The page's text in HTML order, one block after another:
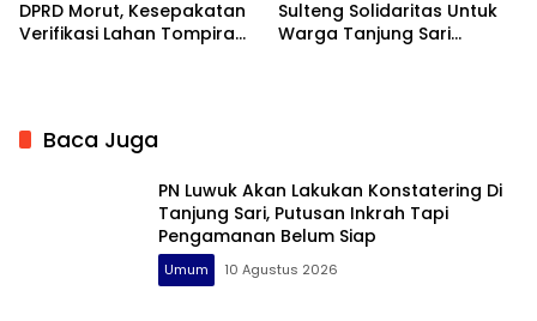
DPRD Morut, Kesepakatan
Verifikasi Lahan Tompira
Sulteng Solidaritas Untuk
Warga Tanjung Sari
Baca Juga
PN Luwuk Akan Lakukan Konstatering Di
Tanjung Sari, Putusan Inkrah Tapi
Pengamanan Belum Siap
Umum 10 Agustus 2026